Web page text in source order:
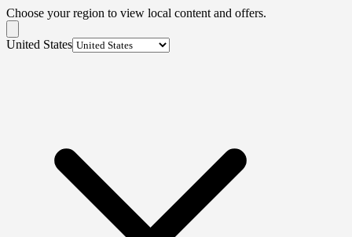
Choose your region to view local content and offers.
United States